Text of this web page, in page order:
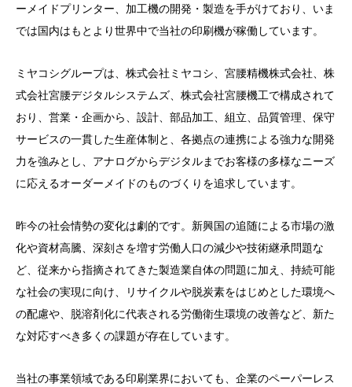
ーメイドプリンター、加工機の開発・製造を手がけており、いま
では国内はもとより世界中で当社の印刷機が稼働しています。
ミヤコシグループは、株式会社ミヤコシ、宮腰精機株式会社、株
式会社宮腰デジタルシステムズ、株式会社宮腰機工で構成されて
おり、営業・企画から、設計、部品加工、組立、品質管理、保守
サービスの一貫した生産体制と、各拠点の連携による強力な開発
力を強みとし、アナログからデジタルまでお客様の多様なニーズ
に応えるオーダーメイドのものづくりを追求しています。
昨今の社会情勢の変化は劇的です。新興国の追随による市場の激
化や資材高騰、深刻さを増す労働人口の減少や技術継承問題な
ど、従来から指摘されてきた製造業自体の問題に加え、持続可能
な社会の実現に向け、リサイクルや脱炭素をはじめとした環境へ
の配慮や、脱溶剤化に代表される労働衛生環境の改善など、新た
な対応すべき多くの課題が存在しています。
当社の事業領域である印刷業界においても、企業のペーパーレス